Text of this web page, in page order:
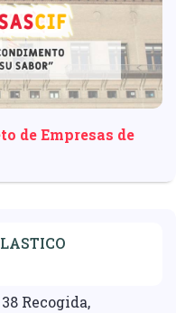
de Empresas de
Recogida,